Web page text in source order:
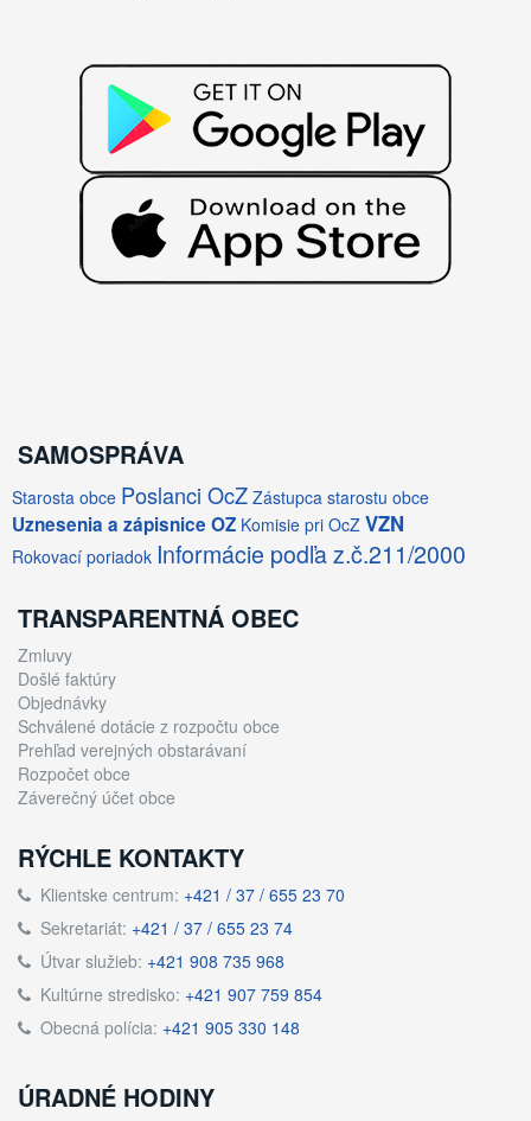
SAMOSPRÁVA
Starosta obce Poslanci OcZ Zástupca starostu obce
Uznesenia a zápisnice OZ Komisie pri OcZ VZN
Rokovací poriadok Informácie podľa z.č.211/2000
TRANSPARENTNÁ OBEC
Zmluvy
Došlé faktúry
Objednávky
Schválené dotácie z rozpočtu obce
Prehľad verejných obstarávaní
Rozpočet obce
Záverečný účet obce
RÝCHLE KONTAKTY
Klientske centrum: +421 / 37 / 655 23 70
Sekretariát: +421 / 37 / 655 23 74
Útvar služieb: +421 908 735 968
Kultúrne stredisko: +421 907 759 854
Obecná polícia: +421 905 330 148
ÚRADNÉ HODINY